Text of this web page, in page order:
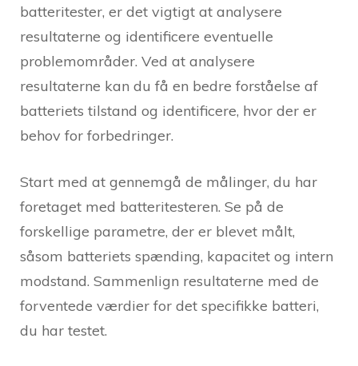
batteritester, er det vigtigt at analysere
resultaterne og identificere eventuelle
problemområder. Ved at analysere
resultaterne kan du få en bedre forståelse af
batteriets tilstand og identificere, hvor der er
behov for forbedringer.
Start med at gennemgå de målinger, du har
foretaget med batteritesteren. Se på de
forskellige parametre, der er blevet målt,
såsom batteriets spænding, kapacitet og intern
modstand. Sammenlign resultaterne med de
forventede værdier for det specifikke batteri,
du har testet.